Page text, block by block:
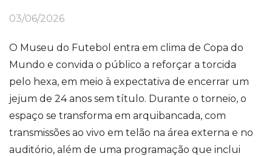
03/06/2026
O Museu do Futebo l entra em clima de Copa do
Mundo e convida o público a reforçar a torcida
pelo hexa, em meio à expectativa de encerrar um
jejum de 24 anos sem título. Durante o torneio, o
espaço se transforma em arquibancada, com
transmissões ao vivo em telão na área externa e no
auditório, além de uma programação que inclui